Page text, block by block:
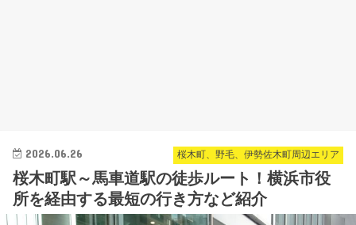
桜木町、野毛、伊勢佐木町周辺エリア
2026.06.26
桜木町駅～馬車道駅の徒歩ルート！横浜市役
所を経由する最短の行き方など紹介